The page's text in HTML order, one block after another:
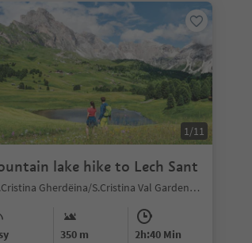
1/11
lake hike to Lech Sant
S.Cristina Gherdëina/S.Cristina Val Gardena/S.Cristina Gherdëina/St.Christina in Gröden, S.Crestina Gherdëina/Santa Cristina Val Gardana, Dolomites Region Val Gardena
350 m 2h:40 Min